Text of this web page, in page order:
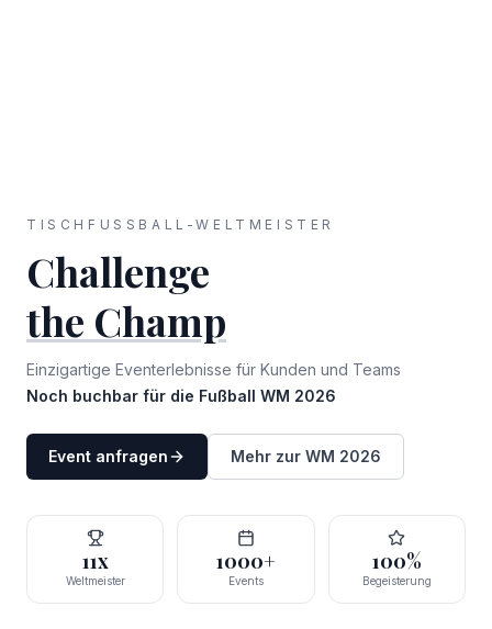
TISCHFUSSBALL-WELTMEISTER
Challenge
the Champ
Einzigartige Eventerlebnisse für Kunden und Teams
Noch buchbar für die Fußball WM 2026
Event anfragen Mehr zur WM 2026
11x
Weltmeister
1000+
Events
100%
Begeisterung